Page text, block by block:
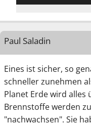
Paul Saladin
Eines ist sicher, so
schneller zunehmen
Planet Erde wird
Brennstoffe werden
"nachwachsen". Sie